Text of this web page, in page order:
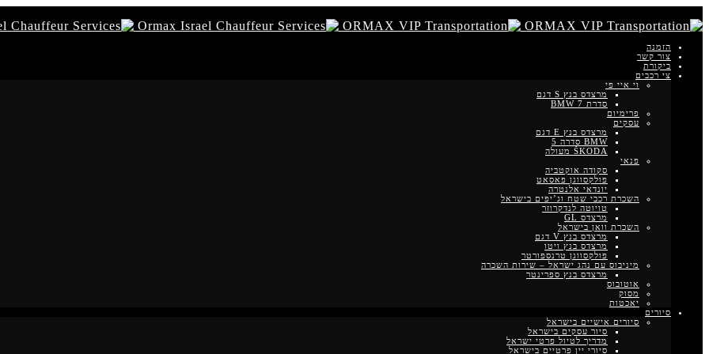
הזמנה
צור קשר
ביקורת
צי רכבים
וי איי פי
מרצדס בנץ S דגם
סדרת BMW 7
פרימיום
עסקים
מרצדס בנץ E דגם
BMW סדרה 5
ŠKODA מעולה
פנאי
סקודה אוקטביה
פולקסווגן פאסאט
יונדאי אלנטרה
השכרת רכבי שטח וג’יפים בישראל
טויוטה לנדקרוזר
מרצדס GL
השכרת וואן בישראל
מרצדס בנץ V דגם
מרצדס בנץ ויטו
פולקסווגן טרנספורטר
מיניבוס עם נהג ישראל – שירות השכרה
מרצדס בנץ ספרינטר
אוטובוס
מסוק
יאכטות
סיורים
סיורים אישיים בישראל
סיור עסקים בישראל
מדריך לטיול פרטי ישראל
סיורי יין פרטיים בישראל